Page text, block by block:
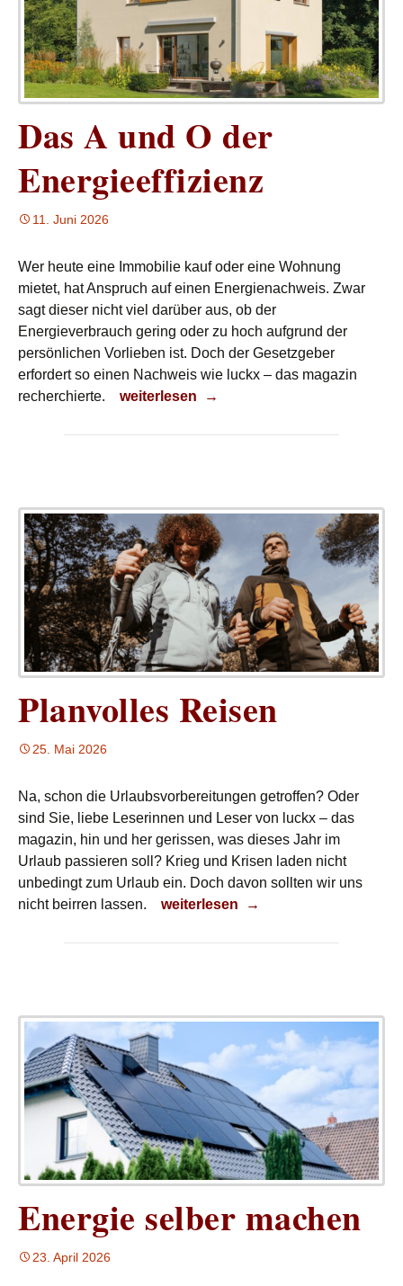
Das A und O der
Energieeffizienz
11. Juni 2026
Wer heute eine Immobilie kauf oder eine Wohnung
mietet, hat Anspruch auf einen Energienachweis. Zwar
sagt dieser nicht viel darüber aus, ob der
Energieverbrauch gering oder zu hoch aufgrund der
persönlichen Vorlieben ist. Doch der Gesetzgeber
erfordert so einen Nachweis wie luckx – das magazin
recherchierte.
Das A und O der Energieeffizienz
weiterlesen →
Planvolles Reisen
25. Mai 2026
Na, schon die Urlaubsvorbereitungen getroffen? Oder
sind Sie, liebe Leserinnen und Leser von luckx – das
magazin, hin und her gerissen, was dieses Jahr im
Urlaub passieren soll? Krieg und Krisen laden nicht
unbedingt zum Urlaub ein. Doch davon sollten wir uns
nicht beirren lassen.
Planvolles Reisen
weiterlesen →
Energie selber machen
23. April 2026